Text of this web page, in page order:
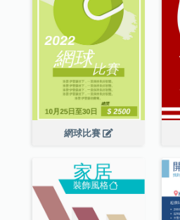
網球比賽